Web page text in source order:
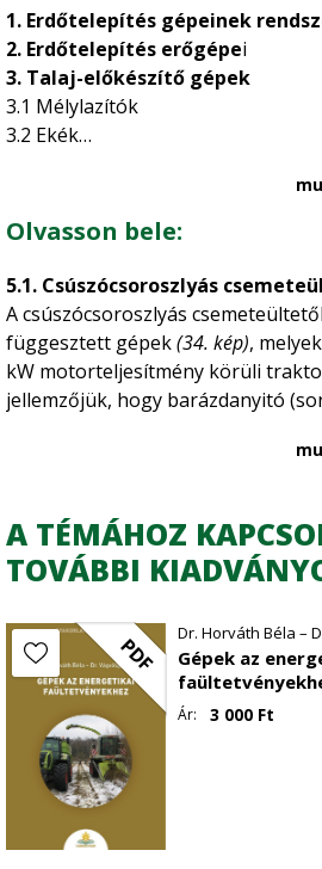
telepítését a VP5- 8.1.1-16
amelynek keretében 2021.
pályázatok. Jelen kiadványunk 46
kép segítségével mutatja
legfontosabb gépeit, azok
1. Erdőtelepítés gépeinek
2. Erdőtelepítés erőgépei
3. Talaj-előkészítő gépek
3.1 Mélylazítók
3.2 Ekék
3.5 Boronák
3.7 Hengerek
4. Vetőgépek
5. Ültetőgépek
5.1 Csúszócsoroszlyás
5.2 Csemeteültető gödörfúrók
6.2 Sorközpermetezők
6.3 Felületpermetezők
6.5 Injektálók
Olvasson bele:
5.1. Csúszócsoroszlyás
A csúszócsoroszlyás
függesztett gépek(34. kép),
kW motorteljesítmény körüli
jellemzőjük, hogy barázdanyitó
csoroszlya – folyamatosan a
, illetve háromsoros
gerendelyhez kapcsolva, a
ismétlődik. A gépek napjainkban
(36. kép)és félautomatikus
A TÉMÁHOZ
TOVÁBBI
PDF Dr. Horváth Béla –
Gépek az
Ár: 3 000 Ft